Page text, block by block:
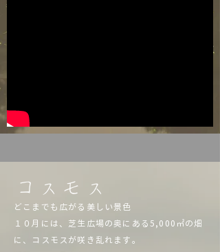
コスモス
どこまでも広がる美しい景色
１０月には、芝生広場の奥にある5,000㎡の畑
に、コスモスが咲き乱れます。